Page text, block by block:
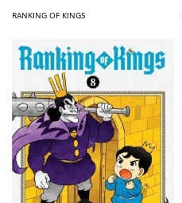
RANKING OF KINGS